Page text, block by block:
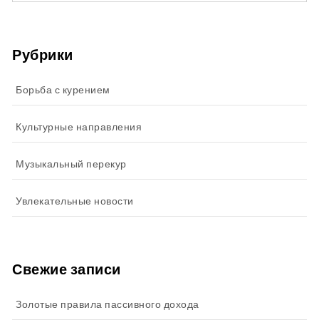
Рубрики
Борьба с курением
Культурные направления
Музыкальный перекур
Увлекательные новости
Свежие записи
Золотые правила пассивного дохода